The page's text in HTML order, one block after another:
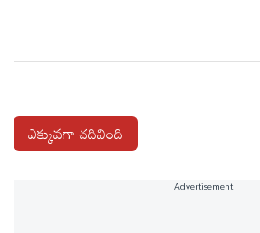
బ్రాండ్
ప్రెస్
రిలీజ్
ఎక్కువగా చదివింది
Advertisement